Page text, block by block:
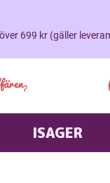
699 kr (gäller
ISAGER